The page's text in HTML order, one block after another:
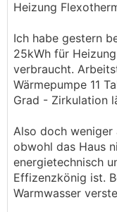
Heizung
Ich habe gestern
25kWh für
verbraucht.
Wärmepumpe 11
Grad - Zirkulation
Also doch weniger
obwohl das Haus
energietechnisch
Effizenzkönig ist.
Warmwasser